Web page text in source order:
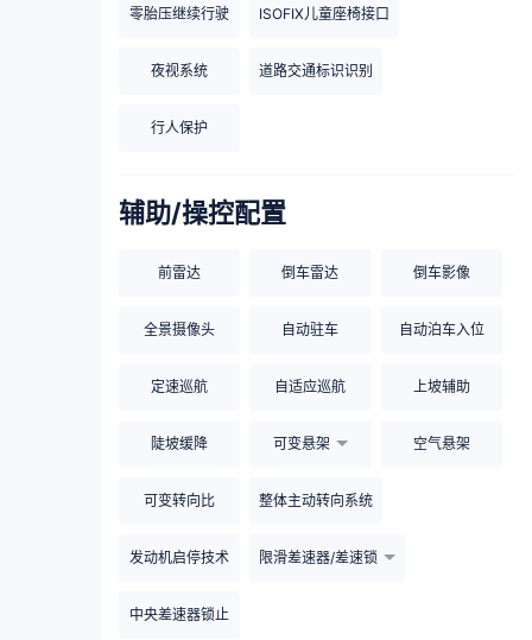
零胎压继续行驶 ISOFIX儿童座椅接口
夜视系统 道路交通标识识别
行人保护
辅助/操控配置
前雷达 倒车雷达 倒车影像
全景摄像头 自动驻车 自动泊车入位
定速巡航 自适应巡航 上坡辅助
陡坡缓降 可变悬架 空气悬架
可变转向比 整体主动转向系统
发动机启停技术 限滑差速器/差速锁
中央差速器锁止